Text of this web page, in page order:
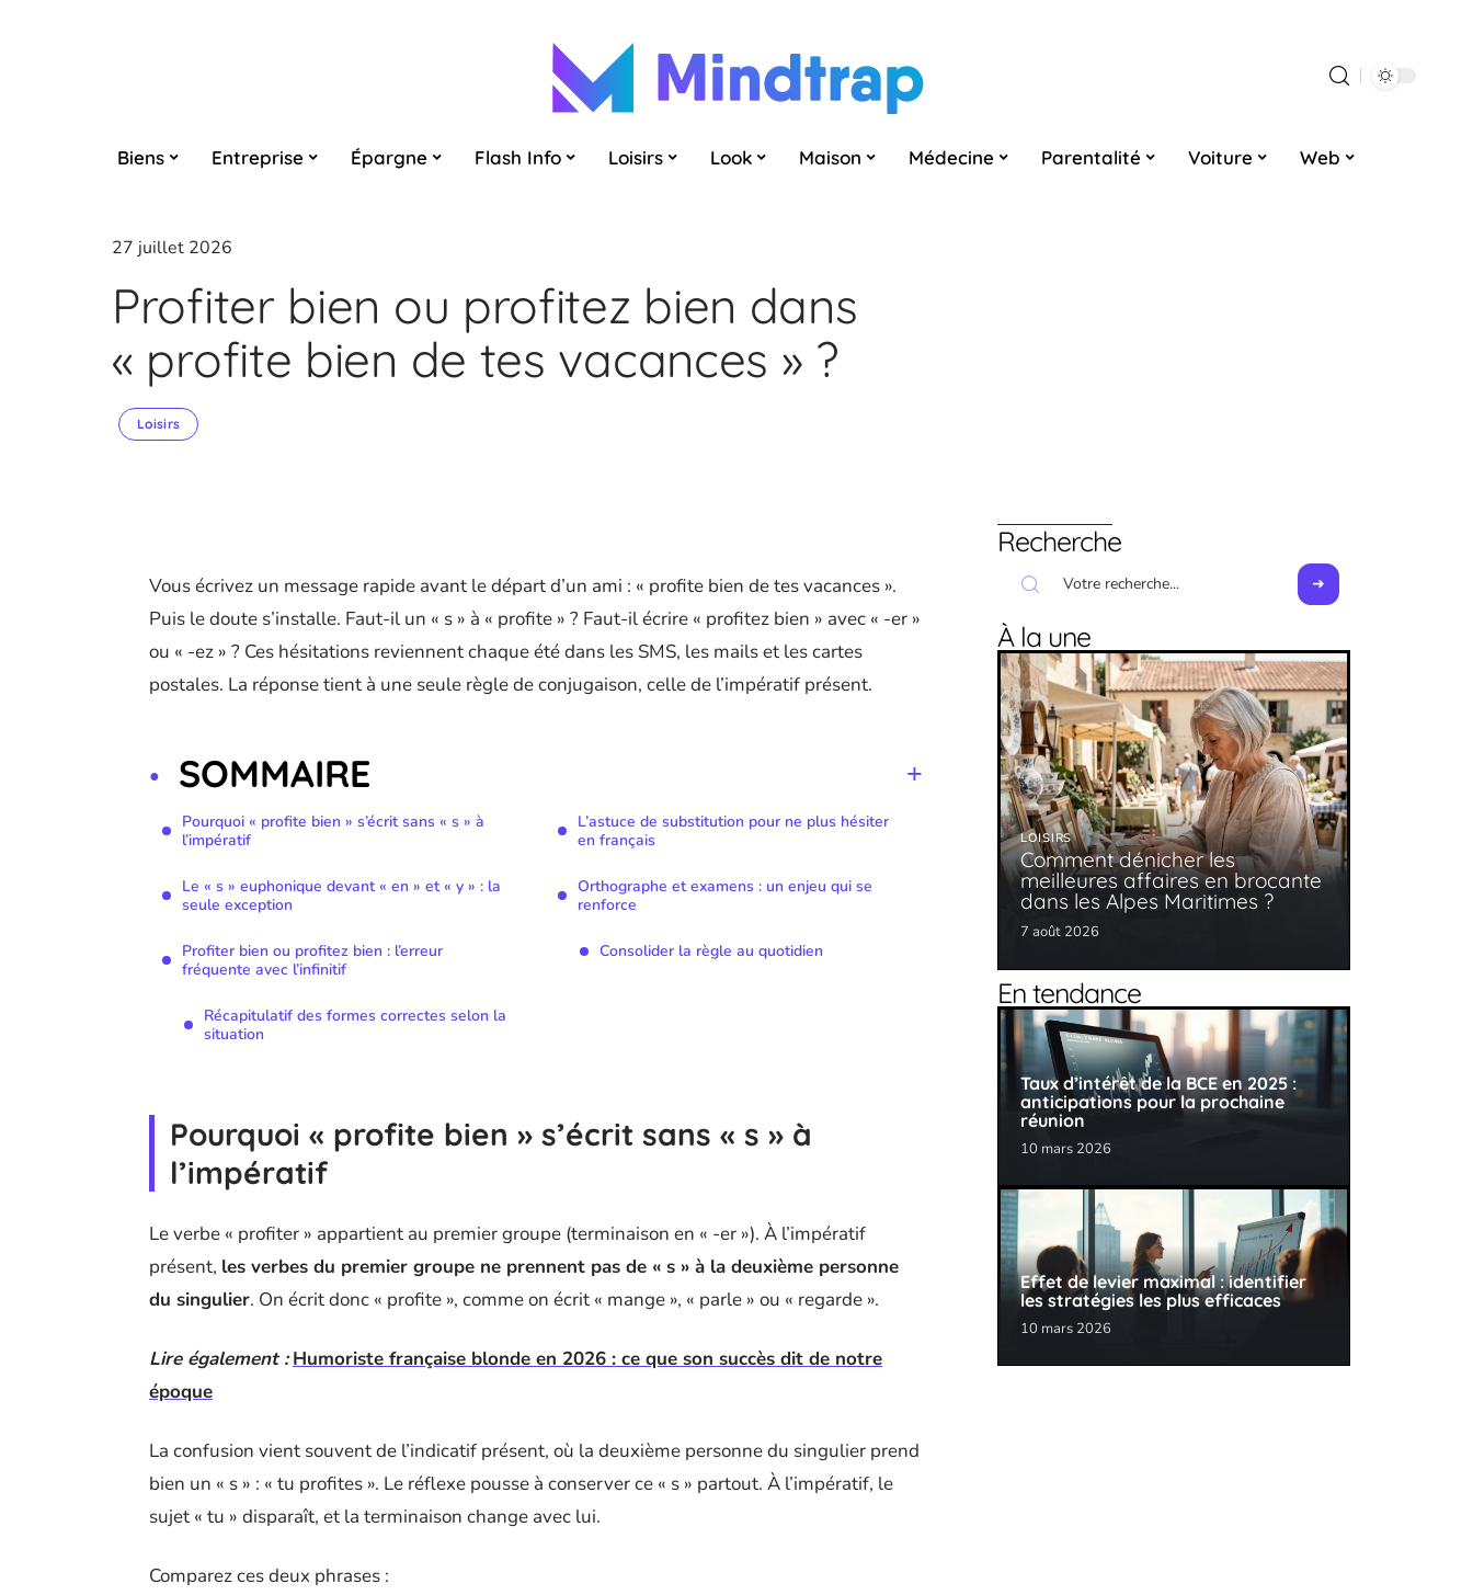
Biens Entreprise Épargne Flash Info Loisirs Look Maison Médecine Parentalité Voiture Web
27 juillet 2026
Profiter bien ou profitez bien dans
« profite bien de tes vacances » ?
Loisirs
Vous écrivez un message rapide avant le départ d’un ami : « profite bien de tes vacances ».
Puis le doute s’installe. Faut-il un « s » à « profite » ? Faut-il écrire « profitez bien » avec « -er »
ou « -ez » ? Ces hésitations reviennent chaque été dans les SMS, les mails et les cartes
postales. La réponse tient à une seule règle de conjugaison, celle de l’impératif présent.
SOMMAIRE
Pourquoi « profite bien » s’écrit sans « s » à
l’impératif
Le « s » euphonique devant « en » et « y » : la
seule exception
Profiter bien ou profitez bien : l’erreur
fréquente avec l’infinitif
Récapitulatif des formes correctes selon la
situation
L’astuce de substitution pour ne plus hésiter
en français
Orthographe et examens : un enjeu qui se
renforce
Consolider la règle au quotidien
Pourquoi « profite bien » s’écrit sans « s » à
l’impératif
Le verbe « profiter » appartient au premier groupe (terminaison en « -er »). À l’impératif
présent, les verbes du premier groupe ne prennent pas de « s » à la deuxième personne
du singulier. On écrit donc « profite », comme on écrit « mange », « parle » ou « regarde ».
Lire également : Humoriste française blonde en 2026 : ce que son succès dit de notre
époque
La confusion vient souvent de l’indicatif présent, où la deuxième personne du singulier prend
bien un « s » : « tu profites ». Le réflexe pousse à conserver ce « s » partout. À l’impératif, le
sujet « tu » disparaît, et la terminaison change avec lui.
Comparez ces deux phrases :
Recherche
À la une
LOISIRS
Comment dénicher les
meilleures affaires en brocante
dans les Alpes Maritimes ?
7 août 2026
En tendance
Taux d’intérêt de la BCE en 2025 :
anticipations pour la prochaine
réunion
10 mars 2026
Effet de levier maximal : identifier
les stratégies les plus efficaces
10 mars 2026